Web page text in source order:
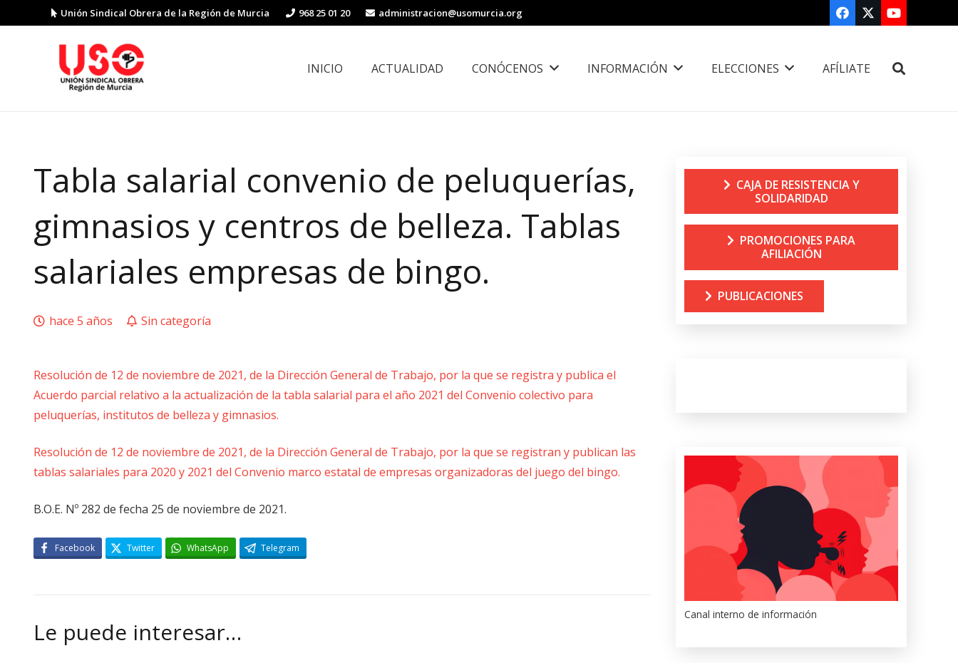
Unión Sindical Obrera de la Región de Murcia 968 25 01 20 administracion@usomurcia.org
INICIO ACTUALIDAD CONÓCENOS INFORMACIÓN ELECCIONES AFÍLIATE
Tabla salarial convenio de peluquerías,
gimnasios y centros de belleza. Tablas
salariales empresas de bingo.
hace 5 años Sin categoría
Resolución de 12 de noviembre de 2021, de la Dirección General de Trabajo, por la que se registra y publica el
Acuerdo parcial relativo a la actualización de la tabla salarial para el año 2021 del Convenio colectivo para
peluquerías, institutos de belleza y gimnasios.
Resolución de 12 de noviembre de 2021, de la Dirección General de Trabajo, por la que se registran y publican las
tablas salariales para 2020 y 2021 del Convenio marco estatal de empresas organizadoras del juego del bingo.
B.O.E. Nº 282 de fecha 25 de noviembre de 2021.
Facebook Twitter WhatsApp Telegram
Le puede interesar…
CAJA DE RESISTENCIA Y
SOLIDARIDAD
PROMOCIONES PARA
AFILIACIÓN
PUBLICACIONES
Canal interno de información